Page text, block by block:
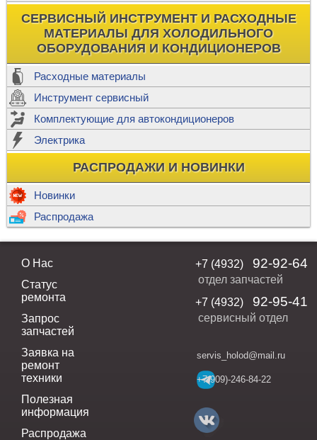
СЕРВИСНЫЙ ИНСТРУМЕНТ И РАСХОДНЫЕ
МАТЕРИАЛЫ ДЛЯ ХОЛОДИЛЬНОГО
ОБОРУДОВАНИЯ И КОНДИЦИОНЕРОВ
Расходные материалы
Инструмент сервисный
Комплектующие для автокондиционеров
Электрика
РАСПРОДАЖИ И НОВИНКИ
Новинки
Распродажа
О Нас
Статус
ремонта
Запрос
запчастей
Заявка на
ремонт
техники
Полезная
информация
Распродажа
+7 (4932) 92-92-64
отдел запчастей
+7 (4932)
92-95-41
сервисный отдел
servis_holod@mail.ru
+7(909)-246-84-22